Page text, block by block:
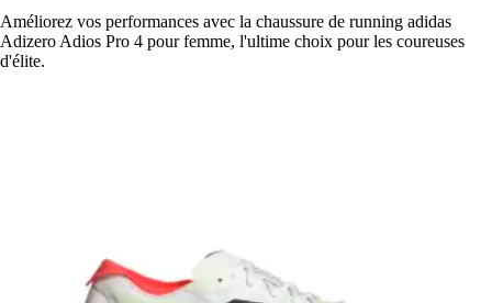
Améliorez vos performances avec la chaussure de running adidas
Adizero Adios Pro 4 pour femme, l'ultime choix pour les coureuses
d'élite.